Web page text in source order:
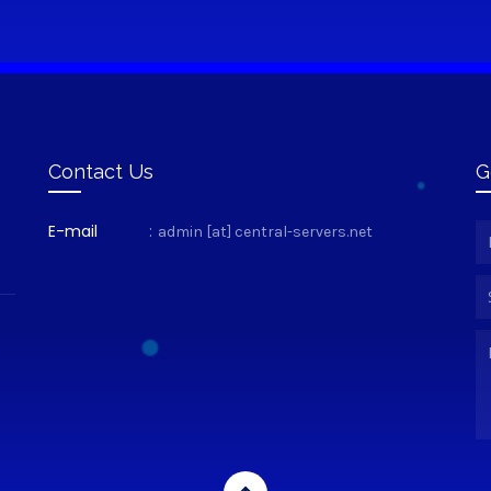
Contact Us
E-mail : admin [at] central-servers.net